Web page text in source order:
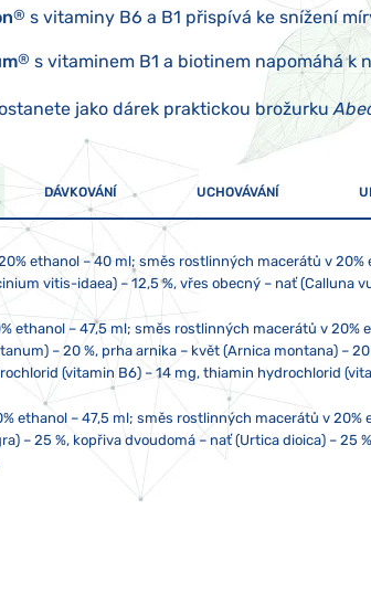
® s vitaminy B6 a B1 přispívá ke snížení
® s vitaminem B1 a biotinem napomáhá k
jako dárek praktickou brožurku
DÁVKOVÁNÍ UCHOVÁVÁNÍ
ethanol – 40 ml; směs rostlinných macerátů v
vitis-idaea) – 12,5 %, vřes obecný – nať (Calluna
ethanol – 47,5 ml; směs rostlinných macerátů v 20%
– 20 %, prha arnika – květ (Arnica montana) –
(vitamin B6) – 14 mg, thiamin hydrochlorid
ethanol – 47,5 ml; směs rostlinných macerátů v
– 25 %, kopřiva dvoudomá – nať (Urtica dioica) –
není-li doporučeno jinak. Pokud berete více přípravků
od 5 do 25 °C. Nevystavujte přímému slunečnímu
pro děti, těhotné a kojící ženy. Doplněk stravy